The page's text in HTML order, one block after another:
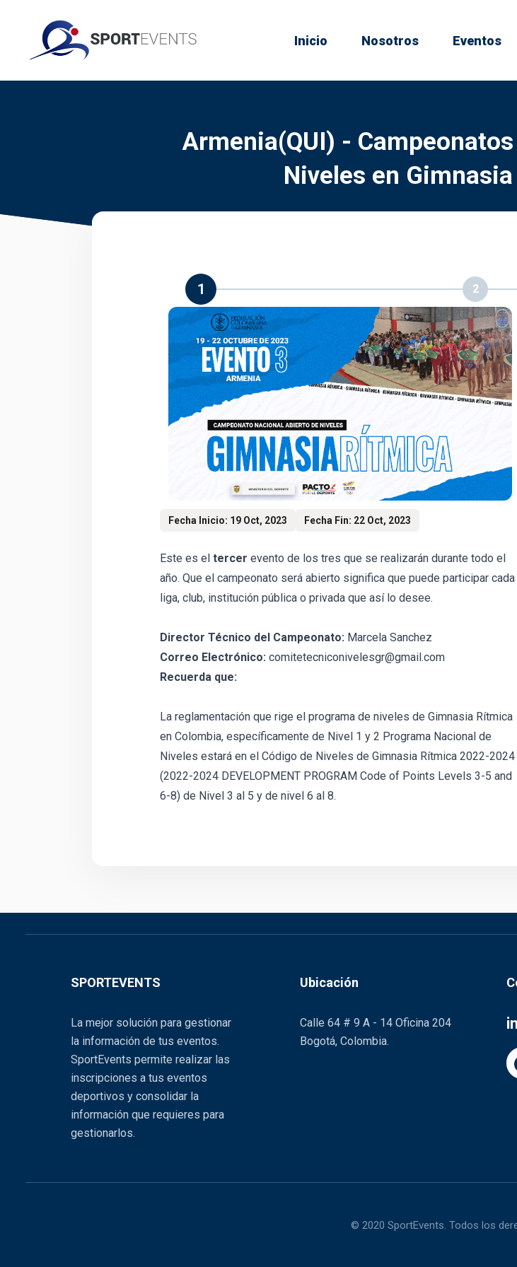
Inicio Nosotros Eventos
Armenia(QUI) -
Niveles en
1 2
Fecha Inicio: 19 Oct, 2023 Fecha Fin: 22 Oct, 2023
Este es el tercer evento de los tres que se realizarán durante todo el
año. Que el campeonato será abierto significa que puede participar cada
liga, club, institución pública o privada que así lo desee.
Director Técnico del Campeonato: Marcela Sanchez
Correo Electrónico: comitetecniconivelesgr@gmail.com
Recuerda que:
La reglamentación que rige el programa de niveles de Gimnasia Rítmica
en Colombia, específicamente de Nivel 1 y 2 Programa Nacional de
Niveles estará en el Código de Niveles de Gimnasia Rítmica 2022-2024
(2022-2024 DEVELOPMENT PROGRAM Code of Points Levels 3-5 and
6-8) de Nivel 3 al 5 y de nivel 6 al 8.
SPORTEVENTS
La mejor solución para gestionar
la información de tus eventos.
SportEvents permite realizar las
inscripciones a tus eventos
deportivos y consolidar la
información que requieres para
gestionarlos.
Ubicación
Calle 64 # 9 A - 14 Oficina 204
Bogotá, Colombia.
© 2020 SportEvents. Todos los